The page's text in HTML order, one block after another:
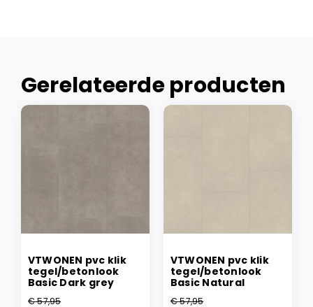
Gerelateerde producten
VTWONEN pvc klik
tegel/betonlook
Basic Dark grey
€57,95
VTWONEN pvc klik
tegel/betonlook
Basic Natural
€57,95